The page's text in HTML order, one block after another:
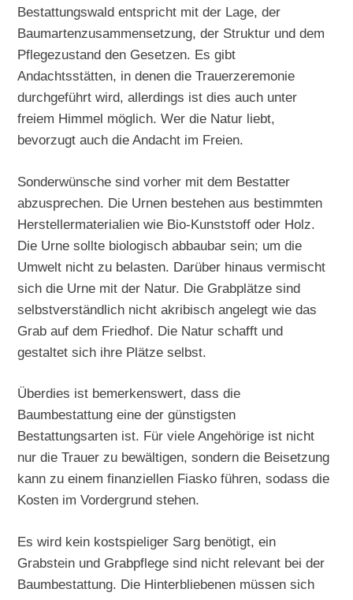
Bestattungswald entspricht mit der Lage, der
Baumartenzusammensetzung, der Struktur und dem
Pflegezustand den Gesetzen. Es gibt
Andachtsstätten, in denen die Trauerzeremonie
durchgeführt wird, allerdings ist dies auch unter
freiem Himmel möglich. Wer die Natur liebt,
bevorzugt auch die Andacht im Freien.
Sonderwünsche sind vorher mit dem Bestatter
abzusprechen. Die Urnen bestehen aus bestimmten
Herstellermaterialien wie Bio-Kunststoff oder Holz.
Die Urne sollte biologisch abbaubar sein; um die
Umwelt nicht zu belasten. Darüber hinaus vermischt
sich die Urne mit der Natur. Die Grabplätze sind
selbstverständlich nicht akribisch angelegt wie das
Grab auf dem Friedhof. Die Natur schafft und
gestaltet sich ihre Plätze selbst.
Überdies ist bemerkenswert, dass die
Baumbestattung eine der günstigsten
Bestattungsarten ist. Für viele Angehörige ist nicht
nur die Trauer zu bewältigen, sondern die Beisetzung
kann zu einem finanziellen Fiasko führen, sodass die
Kosten im Vordergrund stehen.
Es wird kein kostspieliger Sarg benötigt, ein
Grabstein und Grabpflege sind nicht relevant bei der
Baumbestattung. Die Hinterbliebenen müssen sich